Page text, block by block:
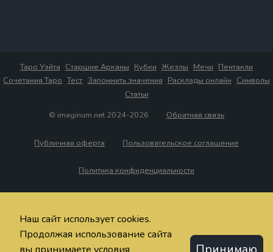
Таро Уэйта Старшие Арканы Кубки Жезлы Мечи Пентакли
Сочетания Таро Тест Запомнить значения Расклады онлайн Символы
Статьи
© imaginum.net 2024-2026
Обратная связь
Публичная оферта Пользовательское соглашение
Политика конфиденциальности
Наш сайт использует cookies.
Продолжая использование сайта